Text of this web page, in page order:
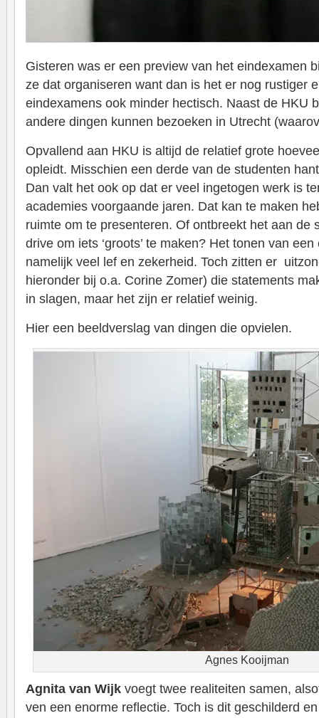
Gisteren was er een preview van het eindexamen
ze dat organiseren want dan is het er nog rustiger
eindexamens ook minder hectisch. Naast de HKU
andere dingen kunnen bezoeken in Utrecht
Opvallend aan HKU is altijd de relatief grote
opleidt. Misschien een derde van de studenten
Dan valt het ook op dat er veel ingetogen werk is
academies voorgaande jaren. Dat kan te maken
ruimte om te presenteren. Of ontbreekt het aan de
drive om iets ‘groots’ te maken? Het tonen van
namelijk veel lef en zekerheid. Toch zitten er
hieronder bij o.a. Corine Zomer) die statements
in slagen, maar het zijn er relatief weinig.
Hier een beeldverslag van dingen die opvielen.
Agnes Kooijman
Agnita van Wijk voegt twee realiteiten samen,
ven een enorme reflectie. Toch is dit geschilderd